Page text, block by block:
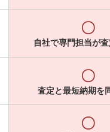
〇
自社で専門担当が
〇
査定と最短納期を
〇